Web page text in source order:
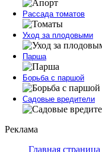
Рассада томатов
Уход за плодовыми
Парша
Борьба с паршой
Садовые вредители
Реклама
Главная страница